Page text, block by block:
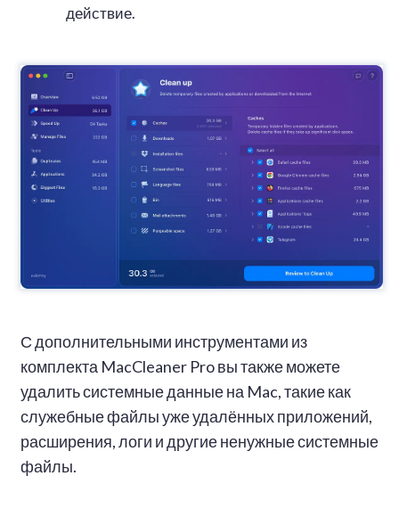
действие.
С дополнительными инструментами из
комплекта MacCleaner Pro вы также можете
удалить системные данные на Mac, такие как
служебные файлы уже удалённых приложений,
расширения, логи и другие ненужные системные
файлы.